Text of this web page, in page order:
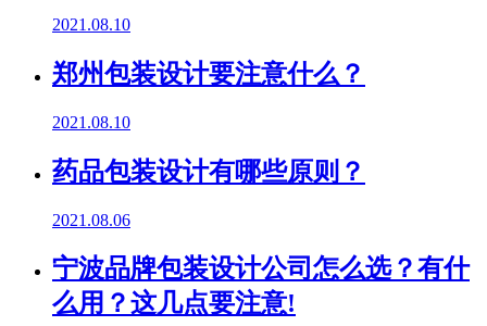
2021.08.10
郑州包装设计要注意什么？
2021.08.10
药品包装设计有哪些原则？
2021.08.06
宁波品牌包装设计公司怎么选？有什
么用？这几点要注意!